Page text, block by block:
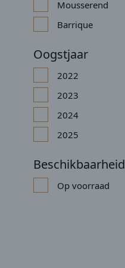
Mousserend
Barrique
Oogstjaar
2022
2023
2024
2025
Beschikbaarheid
Op voorraad